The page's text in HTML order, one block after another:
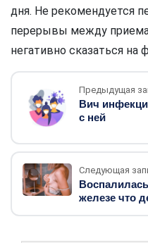
дня. Не рекомендуется
перерывы между
негативно сказаться на
Предыдущая
Вич
с ней
Следующая
железе что